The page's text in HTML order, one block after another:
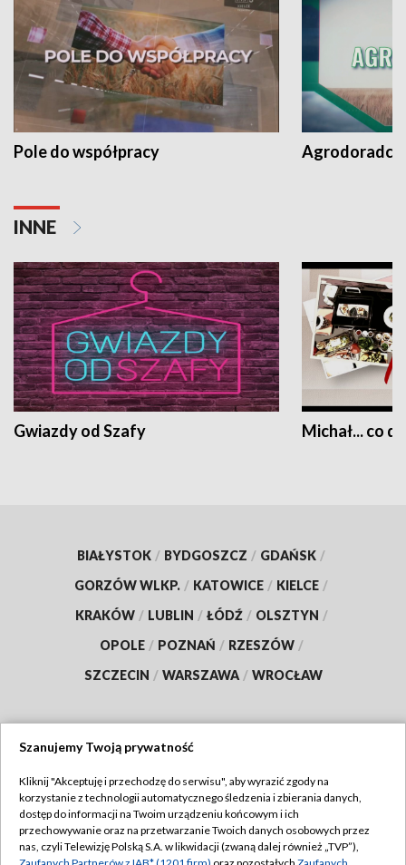
Pole do współpracy Agrodoradcy
INNE
Gwiazdy od Szafy Michał... co
BIAŁYSTOK / BYDGOSZCZ / GDAŃSK /
GORZÓW WLKP. / KATOWICE / KIELCE /
KRAKÓW / LUBLIN / ŁÓDŹ / OLSZTYN /
OPOLE / POZNAŃ / RZESZÓW /
SZCZECIN / WARSZAWA / WROCŁAW
TVP
Abonament TVP
Emisja w TVP
Regulamin TVP
Szanujemy Twoją prywatność
Kliknij "Akceptuję i przechodzę do serwisu", aby wyrazić zgody na
korzystanie z technologii automatycznego śledzenia i zbierania danych,
dostęp do informacji na Twoim urządzeniu końcowym i ich
przechowywanie oraz na przetwarzanie Twoich danych osobowych przez
nas, czyli Telewizję Polską S.A. w likwidacji (zwaną dalej również „TVP”),